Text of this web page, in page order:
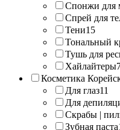
Спонжи для
Спрей для
Тени15
Тональный
Тушь для
Хайлайтеры
Косметика
Для глаз11
Для
Скрабы |
Зубная паста